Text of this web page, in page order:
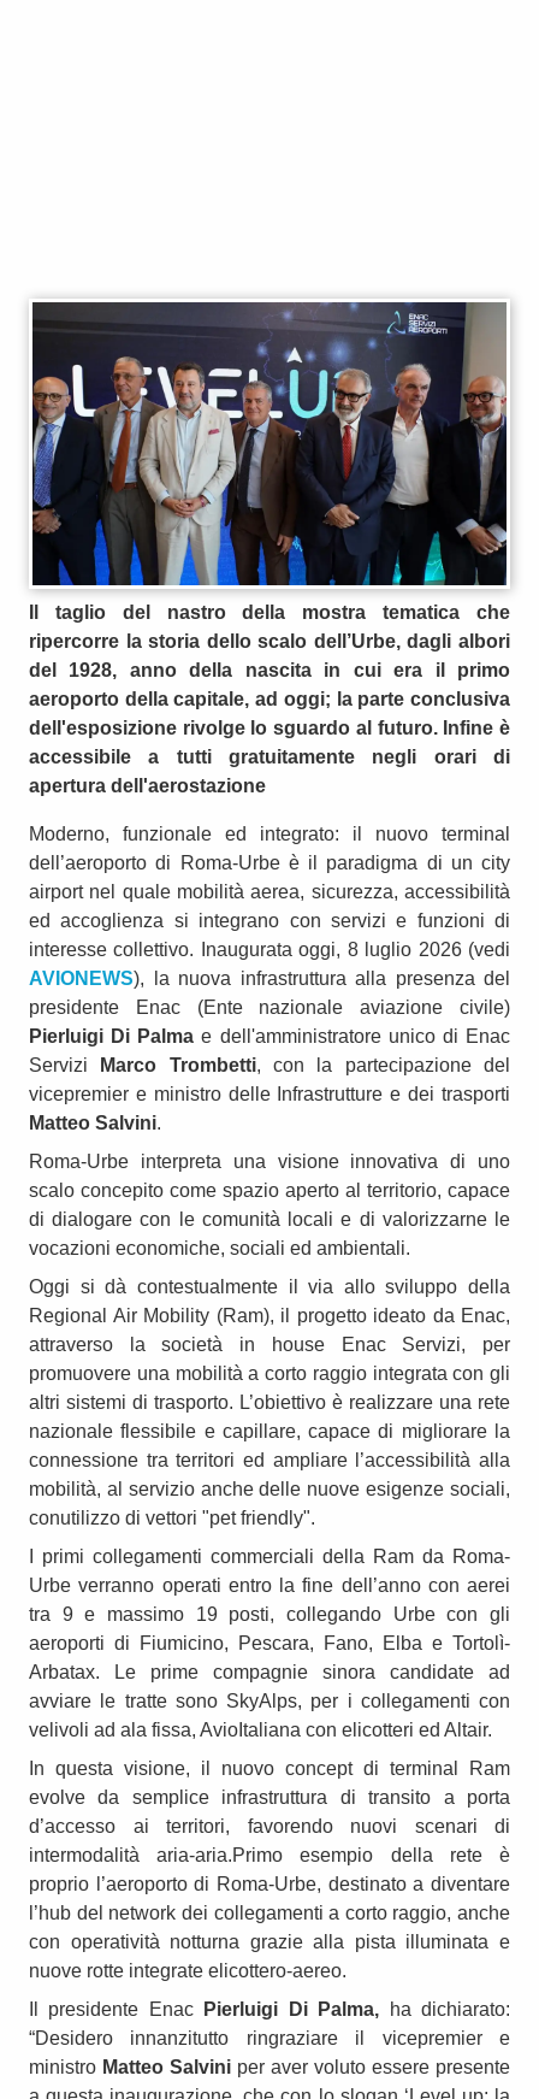
Il taglio del nastro della mostra tematica che
ripercorre la storia dello scalo dell’Urbe, dagli albori
del 1928, anno della nascita in cui era il primo
aeroporto della capitale, ad oggi; la parte conclusiva
dell'esposizione rivolge lo sguardo al futuro. Infine è
accessibile a tutti gratuitamente negli orari di
apertura dell'aerostazione
Moderno, funzionale ed integrato: il nuovo terminal
dell’aeroporto di Roma-Urbe è il paradigma di un city
airport nel quale mobilità aerea, sicurezza, accessibilità
ed accoglienza si integrano con servizi e funzioni di
interesse collettivo. Inaugurata oggi, 8 luglio 2026 (vedi
AVIONEWS), la nuova infrastruttura alla presenza del
presidente Enac (Ente nazionale aviazione civile)
Pierluigi Di Palma e dell'amministratore unico di Enac
Servizi
Marco Trombetti, con la partecipazione del
vicepremier e ministro delle Infrastrutture e dei trasporti
Matteo Salvini.
Roma-Urbe interpreta una visione innovativa di uno
scalo concepito come spazio aperto al territorio, capace
di dialogare con le comunità locali e di valorizzarne le
vocazioni economiche, sociali ed ambientali.
Oggi si dà contestualmente il via allo sviluppo della
Regional Air Mobility (Ram), il progetto ideato da Enac,
attraverso la società in house Enac Servizi, per
promuovere una mobilità a corto raggio integrata con gli
altri sistemi di trasporto. L’obiettivo è realizzare una rete
nazionale flessibile e capillare, capace di migliorare la
connessione tra territori ed ampliare l’accessibilità alla
mobilità, al servizio anche delle nuove esigenze sociali,
conutilizzo di vettori "pet friendly".
I primi collegamenti commerciali della Ram da Roma-
Urbe verranno operati entro la fine dell’anno con aerei
tra 9 e massimo 19 posti, collegando Urbe con gli
aeroporti di Fiumicino, Pescara, Fano, Elba e Tortolì-
Arbatax. Le prime compagnie sinora candidate ad
avviare le tratte sono SkyAlps, per i collegamenti con
velivoli ad ala fissa, AvioItaliana con elicotteri ed Altair.
In questa visione, il nuovo concept di terminal Ram
evolve da semplice infrastruttura di transito a porta
d’accesso ai territori, favorendo nuovi scenari di
intermodalità aria-aria.Primo esempio della rete è
proprio l’aeroporto di Roma-Urbe, destinato a diventare
l’hub del network dei collegamenti a corto raggio, anche
con operatività notturna grazie alla pista illuminata e
nuove rotte integrate elicottero-aereo.
Il presidente EnacPierluigi Di Palma,
ha dichiarato:
“Desidero innanzitutto ringraziare il vicepremier e
ministro Matteo Salvini per aver voluto essere presente